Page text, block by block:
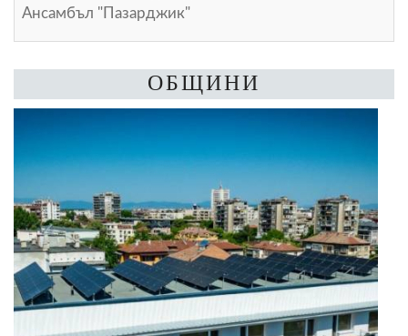
Ансамбъл "Пазарджик"
ОБЩИНИ